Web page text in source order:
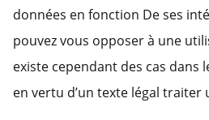
données en fonction De ses
pouvez vous opposer à une
existe cependant des cas dans
en vertu d’un texte légal traiter